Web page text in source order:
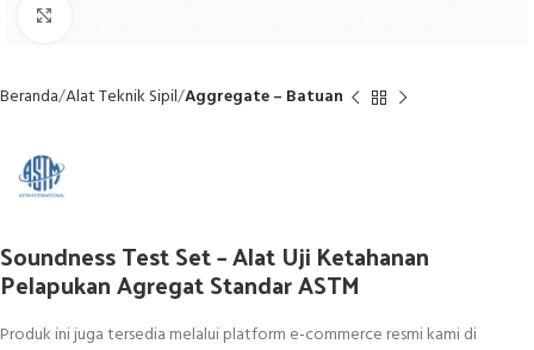
Beranda Alat Teknik Sipil Aggregate – Batuan
Soundness Test Set – Alat Uji Ketahanan
Pelapukan Agregat Standar ASTM
Produk ini juga tersedia melalui platform e-commerce resmi kami di